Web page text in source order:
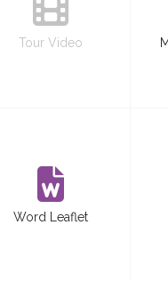
Tour Video
Word Leaflet